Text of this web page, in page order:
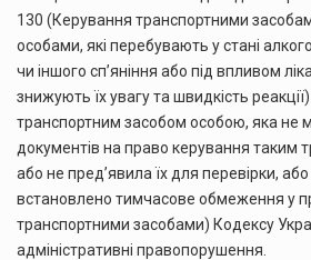
130 (Керування транспортними
особами, які перебувають у стані
чи іншого сп’яніння або під впливом
знижують їх увагу та швидкість
транспортним засобом особою, яка не
документів на право керування таким
або не пред’явила їх для перевірки,
встановлено тимчасове обмеження у
транспортними засобами) Кодексу
адміністративні правопорушення.